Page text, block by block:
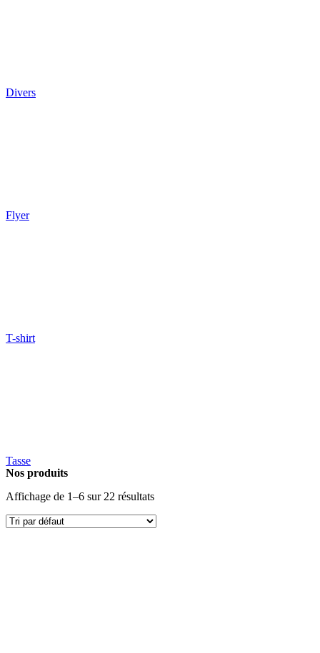
Divers
Flyer
T-shirt
Tasse
Nos produits
Affichage de 1–6 sur 22 résultats